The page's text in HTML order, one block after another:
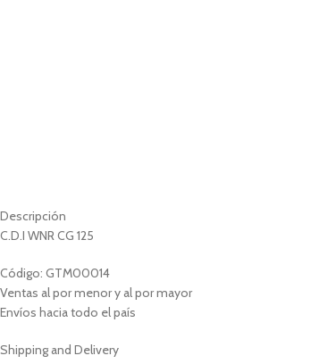
Descripción
C.D.I WNR CG 125
Código: GTM00014
Ventas al por menor y al por mayor
Envíos hacia todo el país
Shipping and Delivery